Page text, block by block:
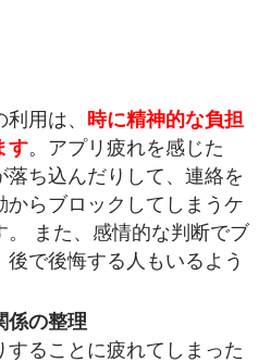
用は、
時に精神的な負担
す。アプリ疲れを感じた
落ち込んだりして、連絡を
からブロックしてしまうケ
。 また、感情的な判断でブ
後で後悔する人もいるよう
係の整理
することに疲れてしまった